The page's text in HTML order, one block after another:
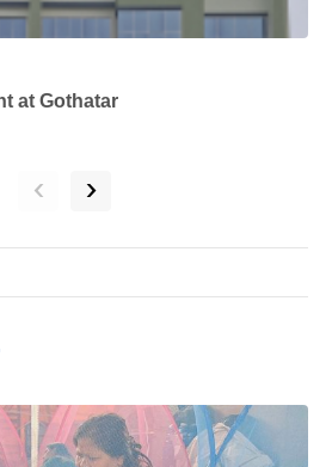
at Gothatar
‹ ›